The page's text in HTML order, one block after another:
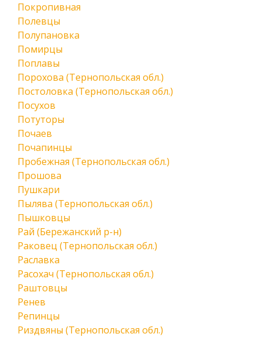
Покропивная
Полевцы
Полупановка
Помирцы
Поплавы
Порохова (Тернопольская обл.)
Постоловка (Тернопольская обл.)
Посухов
Потуторы
Почаев
Почапинцы
Пробежная (Тернопольская обл.)
Прошова
Пушкари
Пылява (Тернопольская обл.)
Пышковцы
Рай (Бережанский р-н)
Раковец (Тернопольская обл.)
Раславка
Расохач (Тернопольская обл.)
Раштовцы
Ренев
Репинцы
Риздвяны (Тернопольская обл.)